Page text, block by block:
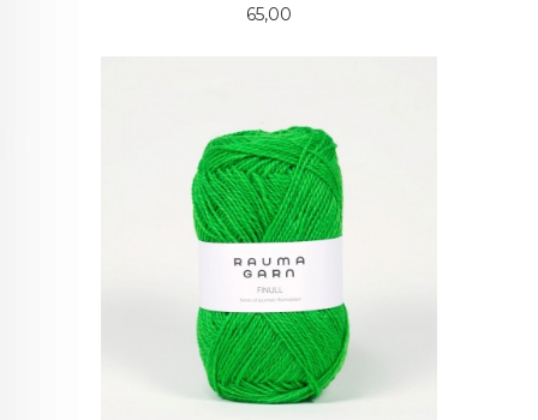
Pris
65,00